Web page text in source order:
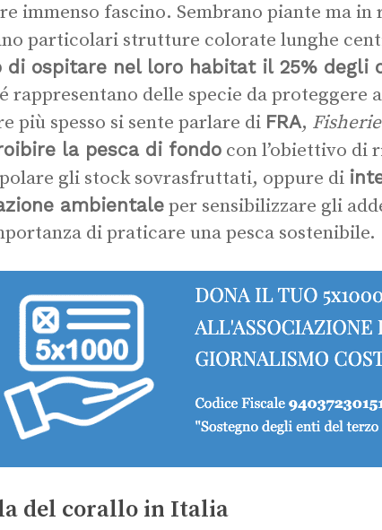
immenso fascino. Sembrano piante ma in
particolari strutture colorate lunghe
di ospitare nel loro habitat il 25% degli
rappresentano delle specie da proteggere
più spesso si sente parlare di FRA,
la pesca di fondo con l’obiettivo di
gli stock sovrasfruttati, oppure di
ambientale per sensibilizzare gli
di praticare una pesca sostenibile.
del corallo in Italia